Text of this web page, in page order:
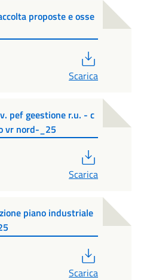
proposte e osse
Scarica
pef geestione r.u. - c
vr nord-_25
Scarica
piano industriale
Scarica